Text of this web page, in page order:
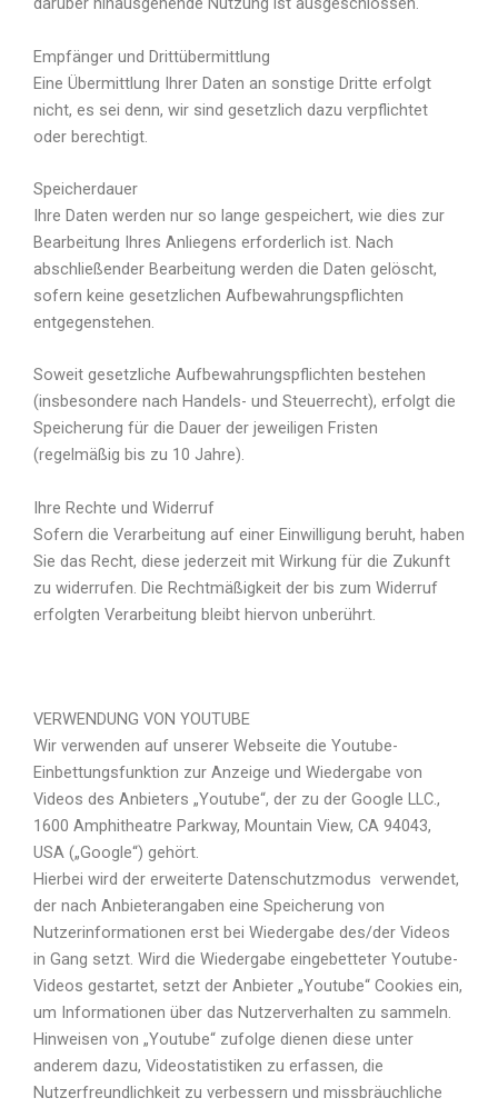
Empfänger und Drittübermittlung
Eine Übermittlung Ihrer Daten an sonstige Dritte erfolgt
nicht, es sei denn, wir sind gesetzlich dazu verpflichtet
oder berechtigt.
Speicherdauer
Ihre Daten werden nur so lange gespeichert, wie dies zur
Bearbeitung Ihres Anliegens erforderlich ist. Nach
abschließender Bearbeitung werden die Daten gelöscht,
sofern keine gesetzlichen Aufbewahrungspflichten
entgegenstehen.
Soweit gesetzliche Aufbewahrungspflichten bestehen
(insbesondere nach Handels- und Steuerrecht), erfolgt die
Speicherung für die Dauer der jeweiligen Fristen
(regelmäßig bis zu 10 Jahre).
Ihre Rechte und Widerruf
Sofern die Verarbeitung auf einer Einwilligung beruht, haben
Sie das Recht, diese jederzeit mit Wirkung für die Zukunft
zu widerrufen. Die Rechtmäßigkeit der bis zum Widerruf
erfolgten Verarbeitung bleibt hiervon unberührt.
VERWENDUNG VON YOUTUBE
Wir verwenden auf unserer Webseite die Youtube-
Einbettungsfunktion zur Anzeige und Wiedergabe von
Videos des Anbieters „Youtube“, der zu der Google LLC.,
1600 Amphitheatre Parkway, Mountain View, CA 94043,
USA („Google“) gehört.
Hierbei wird der erweiterte Datenschutzmodus verwendet,
der nach Anbieterangaben eine Speicherung von
Nutzerinformationen erst bei Wiedergabe des/der Videos
in Gang setzt. Wird die Wiedergabe eingebetteter Youtube-
Videos gestartet, setzt der Anbieter „Youtube“ Cookies ein,
um Informationen über das Nutzerverhalten zu sammeln.
Hinweisen von „Youtube“ zufolge dienen diese unter
anderem dazu, Videostatistiken zu erfassen, die
Nutzerfreundlichkeit zu verbessern und missbräuchliche